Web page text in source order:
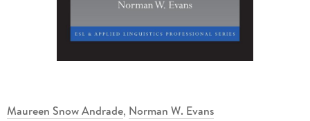
Maureen Snow Andrade, Norman W. Evans